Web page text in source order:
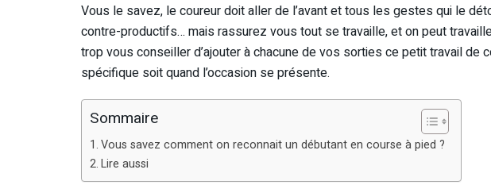
Vous le savez, le coureur doit aller de l’avant et tous les gestes qui le
contre-productifs… mais rassurez vous tout se travaille, et on peut
trop vous conseiller d’ajouter à chacune de vos sorties ce petit travail de
spécifique soit quand l’occasion se présente.
Sommaire
Vous savez comment on reconnait un débutant en course à pied ?
Lire aussi